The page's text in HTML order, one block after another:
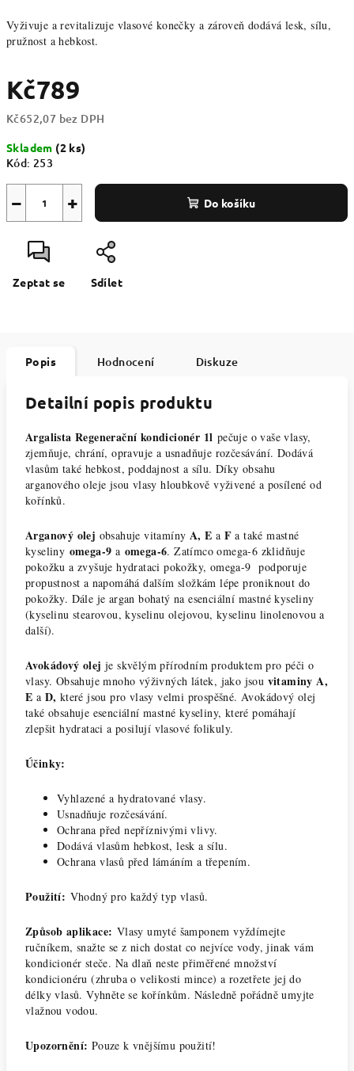
Vyživuje a revitalizuje vlasové konečky a zároveň dodává lesk, sílu,
pružnost a hebkost.
Kč789
Kč652,07 bez DPH
cena:
Skladem (2 ks)
Kód: 253
+
− Do košíku
Zeptat se Sdílet
Popis Hodnocení Diskuze
Detailní popis produktu
Argalista Regenerační kondicionér 1l pečuje o vaše vlasy,
zjemňuje, chrání, opravuje a usnadňuje rozčesávání. Dodává
vlasům také hebkost, poddajnost a sílu. Díky obsahu
arganového oleje jsou vlasy hloubkově vyživené a posílené od
kořínků.
Arganový olej obsahuje vitamíny A, E a F a také mastné
kyseliny omega-9 a omega-6. Zatímco omega-6 zklidňuje
pokožku a zvyšuje hydrataci pokožky, omega-9 podporuje
propustnost a napomáhá dalším složkám lépe proniknout do
pokožky. Dále je argan bohatý na esenciální mastné kyseliny
(kyselinu stearovou, kyselinu olejovou, kyselinu linolenovou a
další).
Avokádový olej je skvělým přírodním produktem pro péči o
vlasy. Obsahuje mnoho výživných látek, jako jsou vitaminy A,
E a D, které jsou pro vlasy velmi prospěšné. Avokádový olej
také obsahuje esenciální mastné kyseliny, které pomáhají
zlepšit hydrataci a posilují vlasové folikuly.
Účinky:
Vyhlazené a hydratované vlasy.
Usnadňuje rozčesávání.
Ochrana před nepříznivými vlivy.
Dodává vlasům hebkost, lesk a sílu.
Ochrana vlasů před lámáním a třepením.
Použití: Vhodný pro každý typ vlasů.
Způsob aplikace: Vlasy umyté šamponem vyždímejte
ručníkem, snažte se z nich dostat co nejvíce vody, jinak vám
kondicionér steče. Na dlaň neste přiměřené množství
kondicionéru (zhruba o velikosti mince) a rozetřete jej do
délky vlasů. Vyhněte se kořínkům. Následně pořádně umyjte
vlažnou vodou.
Upozornění: Pouze k vnějšímu použití!